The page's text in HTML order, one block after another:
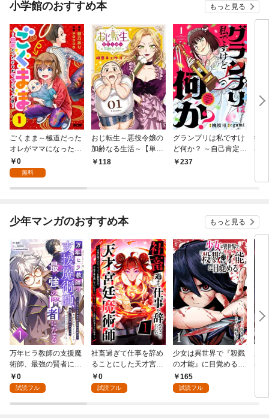
小学館のおすすめ本 もっと見る
ごくまま～極道だった
オレがママになった話
～【単話】（１）
0
無料
おじ転生～悪役令嬢の
加齢なる生活～【単
話】（１）
118
グランプリは私ですけ
ど何か？ ～自己肯定モ
ンスターのミスコン無
237
後
は
少年マンガのおすすめ本 もっと見る
万年ヒラ教師の支援魔
術師、最強の賢者にな
る～不人気の支援魔術
師は給料泥棒だと魔術
が、出世した元教え子
0
試読フル
社畜過ぎて仕事を辞め
ることにした天才宮廷
魔術師～辺境の地でス
ローライフを夢見る
0
試読フル
少女は異世界で『殺戮
の才能』に目覚める
(話売り) #1
165
試読フル
者